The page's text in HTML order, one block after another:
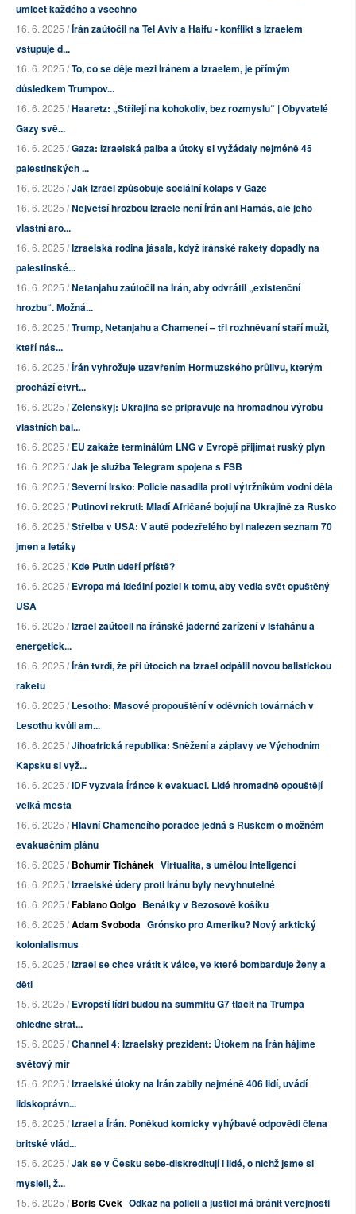
umlčet každého a všechno
16. 6. 2025 /Írán zaútočil na Tel Aviv a Haifu - konflikt s Izraelem
vstupuje d...
16. 6. 2025 /To, co se děje mezi Íránem a Izraelem, je přímým
důsledkem Trumpov...
16. 6. 2025 /Haaretz: „Střílejí na kohokoliv, bez rozmyslu“ | Obyvatelé
Gazy svě...
16. 6. 2025 /Gaza: Izraelská palba a útoky si vyžádaly nejméně 45
palestinských ...
16. 6. 2025 /Jak Izrael způsobuje sociální kolaps v Gaze
16. 6. 2025 /Největší hrozbou Izraele není Írán ani Hamás, ale jeho
vlastní aro...
16. 6. 2025 /Izraelská rodina jásala, když íránské rakety dopadly na
palestinské...
16. 6. 2025 /Netanjahu zaútočil na Írán, aby odvrátil „existenční
hrozbu“. Možná...
16. 6. 2025 /Trump, Netanjahu a Chameneí – tři rozhněvaní staří muži,
kteří nás...
16. 6. 2025 /Írán vyhrožuje uzavřením Hormuzského průlivu, kterým
prochází čtvrt...
16. 6. 2025 /Zelenskyj: Ukrajina se připravuje na hromadnou výrobu
vlastních bal...
16. 6. 2025 /EU zakáže terminálům LNG v Evropě přijímat ruský plyn
16. 6. 2025 /Jak je služba Telegram spojena s FSB
16. 6. 2025 /Severní Irsko: Policie nasadila proti výtržníkům vodní děla
16. 6. 2025 /Putinovi rekruti: Mladí Afričané bojují na Ukrajině za Rusko
16. 6. 2025 /Střelba v USA: V autě podezřelého byl nalezen seznam 70
jmen a letáky
16. 6. 2025 /Kde Putin udeří příště?
16. 6. 2025 /Evropa má ideální pozici k tomu, aby vedla svět opuštěný
USA
16. 6. 2025 /Izrael zaútočil na íránské jaderné zařízení v Isfahánu a
energetick...
16. 6. 2025 /Írán tvrdí, že při útocích na Izrael odpálil novou balistickou
raketu
16. 6. 2025 /Lesotho: Masové propouštění v oděvních továrnách v
Lesothu kvůli am...
16. 6. 2025 /Jihoafrická republika: Sněžení a záplavy ve Východním
Kapsku si vyž...
16. 6. 2025 /IDF vyzvala Íránce k evakuaci. Lidé hromadně opouštějí
velká města
16. 6. 2025 /Hlavní Chameneího poradce jedná s Ruskem o možném
evakuačním plánu
16. 6. 2025 /Bohumír Tichánek Virtualita, s umělou inteligencí
16. 6. 2025 /Izraelské údery proti Íránu byly nevyhnutelné
16. 6. 2025 /Fabiano Golgo Benátky v Bezosově košíku
16. 6. 2025 /Adam Svoboda Grónsko pro Ameriku? Nový arktický
kolonialismus
15. 6. 2025 /Izrael se chce vrátit k válce, ve které bombarduje ženy a
děti
15. 6. 2025 /Evropští lídři budou na summitu G7 tlačit na Trumpa
ohledně strat...
15. 6. 2025 /Channel 4: Izraelský prezident: Útokem na Írán hájíme
světový mír
15. 6. 2025 /Izraelské útoky na Írán zabily nejméně 406 lidí, uvádí
lidskoprávn...
15. 6. 2025 /Izrael a Írán. Poněkud komicky vyhýbavé odpovědi člena
britské vlád...
15. 6. 2025 /Jak se v Česku sebe-diskreditují i lidé, o nichž jsme si
mysleli, ž...
15. 6. 2025 /Boris Cvek Odkaz na policii a justici má bránit veřejnosti